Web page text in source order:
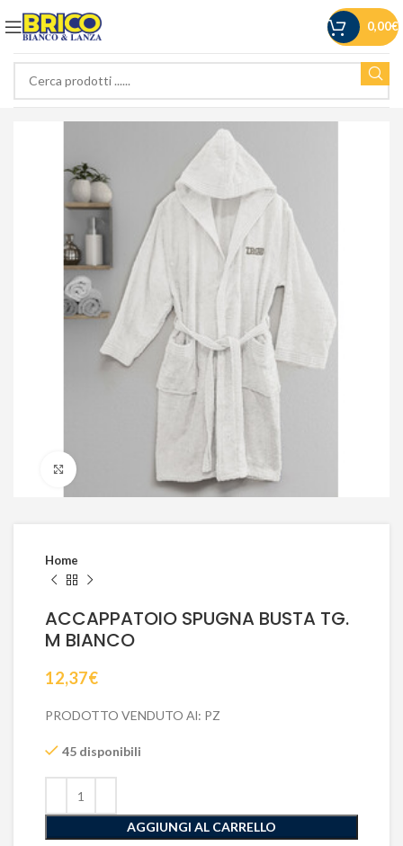
0,00€
Home
ACCAPPATOIO SPUGNA BUSTA TG.
M BIANCO
12,37€
PRODOTTO VENDUTO Al: PZ
45 disponibili
AGGIUNGI AL CARRELLO